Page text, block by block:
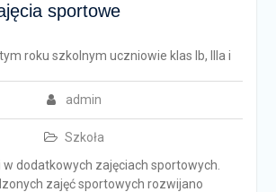
sportowe
admin
Szkoła
roku szkolnym uczniowie klas Ib, IIIa i
w dodatkowych zajęciach sportowych.
zajęć sportowych rozwijano